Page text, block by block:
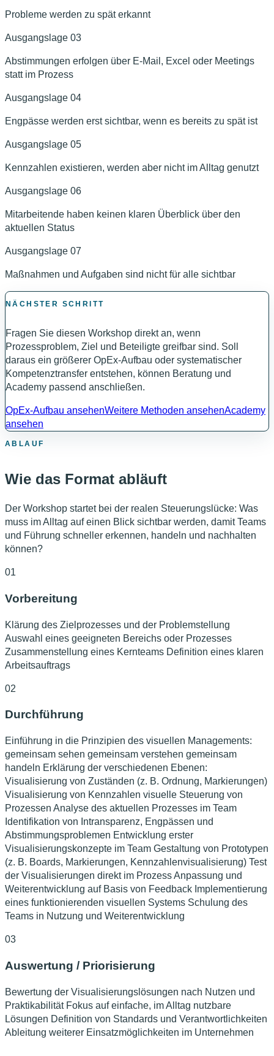
Probleme werden zu spät erkannt
Ausgangslage 03
Abstimmungen erfolgen über E-Mail, Excel oder Meetings
statt im Prozess
Ausgangslage 04
Engpässe werden erst sichtbar, wenn es bereits zu spät ist
Ausgangslage 05
Kennzahlen existieren, werden aber nicht im Alltag genutzt
Ausgangslage 06
Mitarbeitende haben keinen klaren Überblick über den
aktuellen Status
Ausgangslage 07
Maßnahmen und Aufgaben sind nicht für alle sichtbar
NÄCHSTER SCHRITT
Fragen Sie diesen Workshop direkt an, wenn
Prozessproblem, Ziel und Beteiligte greifbar sind. Soll
daraus ein größerer OpEx-Aufbau oder systematischer
Kompetenztransfer entstehen, können Beratung und
Academy passend anschließen.
OpEx-Aufbau ansehenWeitere Methoden ansehenAcademy
ansehen
ABLAUF
Wie das Format abläuft
Der Workshop startet bei der realen Steuerungslücke: Was
muss im Alltag auf einen Blick sichtbar werden, damit Teams
und Führung schneller erkennen, handeln und nachhalten
können?
01
Vorbereitung
Klärung des Zielprozesses und der Problemstellung
Auswahl eines geeigneten Bereichs oder Prozesses
Zusammenstellung eines Kernteams Definition eines klaren
Arbeitsauftrags
02
Durchführung
Einführung in die Prinzipien des visuellen Managements:
gemeinsam sehen gemeinsam verstehen gemeinsam
handeln Erklärung der verschiedenen Ebenen:
Visualisierung von Zuständen (z. B. Ordnung, Markierungen)
Visualisierung von Kennzahlen visuelle Steuerung von
Prozessen Analyse des aktuellen Prozesses im Team
Identifikation von Intransparenz, Engpässen und
Abstimmungsproblemen Entwicklung erster
Visualisierungskonzepte im Team Gestaltung von Prototypen
(z. B. Boards, Markierungen, Kennzahlenvisualisierung) Test
der Visualisierungen direkt im Prozess Anpassung und
Weiterentwicklung auf Basis von Feedback Implementierung
eines funktionierenden visuellen Systems Schulung des
Teams in Nutzung und Weiterentwicklung
03
Auswertung / Priorisierung
Bewertung der Visualisierungslösungen nach Nutzen und
Praktikabilität Fokus auf einfache, im Alltag nutzbare
Lösungen Definition von Standards und Verantwortlichkeiten
Ableitung weiterer Einsatzmöglichkeiten im Unternehmen